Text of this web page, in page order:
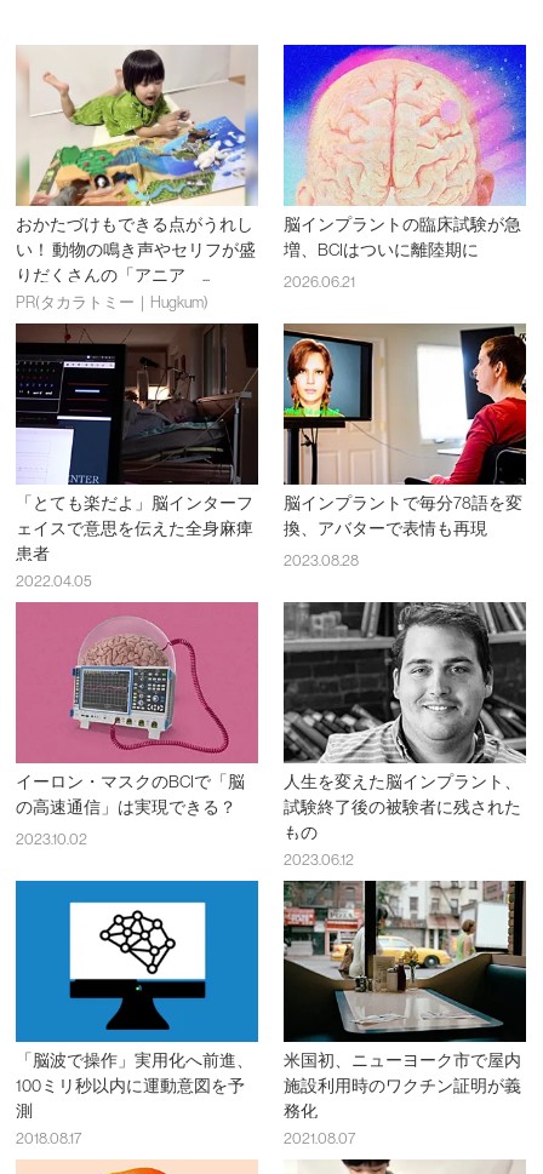
おかたづけもできる点がうれし
い！ 動物の鳴き声やセリフが盛
りだくさんの「アニア ...
PR(タカラトミー｜Hugkum)
脳インプラントの臨床試験が急
増、BCIはついに離陸期に
2026.06.21
「とても楽だよ」脳インターフ
ェイスで意思を伝えた全身麻痺
患者
2022.04.05
脳インプラントで毎分78語を変
換、アバターで表情も再現
2023.08.28
イーロン・マスクのBCIで「脳
の高速通信」は実現できる？
2023.10.02
人生を変えた脳インプラント、
試験終了後の被験者に残された
もの
2023.06.12
「脳波で操作」実用化へ前進、
100ミリ秒以内に運動意図を予
測
2018.08.17
米国初、ニューヨーク市で屋内
施設利用時のワクチン証明が義
務化
2021.08.07